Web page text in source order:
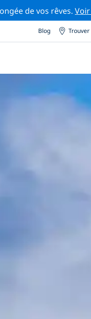
de vos rêves.
Blog